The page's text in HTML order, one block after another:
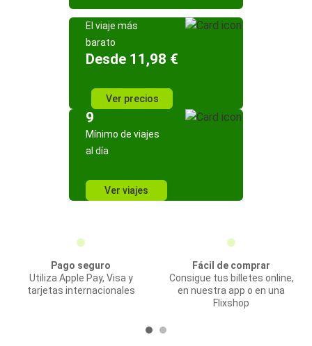
El viaje más
barato
Desde 11,98 €
Ver precios
9
Mínimo de viajes
al día
Ver viajes
Pago seguro
Utiliza Apple Pay, Visa y
tarjetas internacionales
Fácil de comprar
Consigue tus billetes online,
en nuestra app o en una
Flixshop